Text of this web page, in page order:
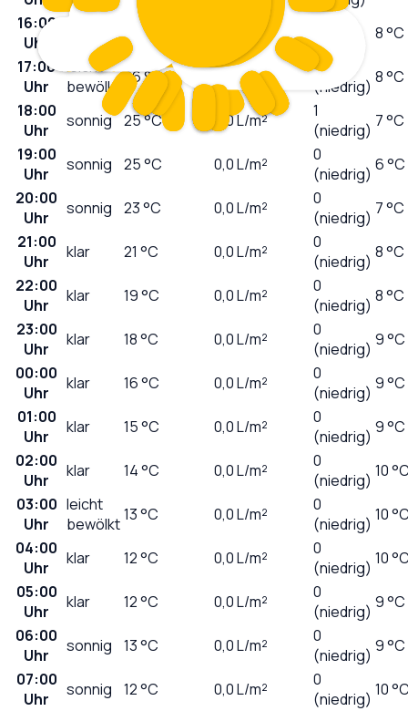
16:00
Uhr
26°C L/m²
(mäßig)
8 °C
17:00
Uhr
leicht
bewölkt 26°C L/m²
2
(niedrig) 8 °C
18:00
Uhr
sonnig 25°C 0,0L/m²
1
(niedrig) 7 °C
19:00
Uhr
sonnig 25°C 0,0L/m²
0
(niedrig) 6 °C
20:00
Uhr
sonnig 23°C 0,0L/m²
0
(niedrig) 7 °C
21:00
Uhr
klar 21 °C 0,0L/m²
0
(niedrig) 8 °C
22:00
Uhr
klar 19°C 0,0L/m²
0
(niedrig) 8 °C
23:00
Uhr
klar 18°C 0,0L/m²
0
(niedrig) 9 °C
00:00
Uhr
klar 16°C 0,0L/m²
0
(niedrig) 9 °C
01:00
Uhr
klar 15°C 0,0L/m²
0
(niedrig) 9 °C
02:00
Uhr
klar 14°C 0,0L/m²
0
(niedrig) 10
03:00
Uhr
leicht
bewölkt13°C 0,0L/m²
0
(niedrig) 10
04:00
Uhr
klar 12°C 0,0L/m²
0
(niedrig) 10
05:00
Uhr
klar 12°C 0,0L/m²
0
(niedrig) 9 °C
06:00
Uhr
sonnig 13°C 0,0L/m²
0
(niedrig) 9 °C
07:00
Uhr
sonnig 12°C 0,0L/m²
0
(niedrig) 10